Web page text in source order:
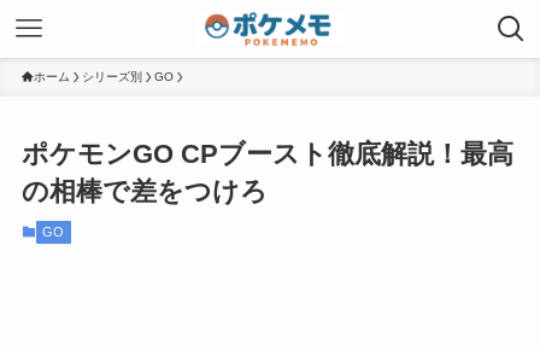
ホーム シリーズ別 GO
ポケモンGO CPブースト徹底解説！最高
の相棒で差をつけろ
GO